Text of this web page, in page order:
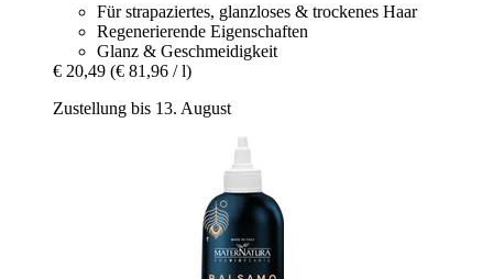
Für strapaziertes, glanzloses & trockenes Haar
Regenerierende Eigenschaften
Glanz & Geschmeidigkeit
€ 20,49 (€ 81,96 / l)
Zustellung bis 13. August